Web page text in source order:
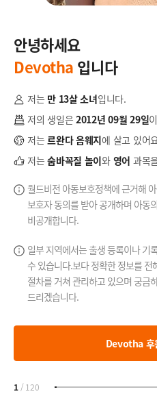
안녕하세요
Devotha 입니다
저는 만 13살 소녀입니다.
저의 생일은2012년 09월 29일
저는 르완다 음웨지에 살고 있어
저는숨바꼭질 놀이와 영어 과목
월드비전 아동보호정책에 근거해
보호자 동의를 받아 공개하며 아동
비공개합니다.
일부 지역에서는 출생 등록이나 기
수 있습니다.보다 정확한 정보를 전
절차를 거쳐 관리하고 있으며 궁금
드리겠습니다.
Devotha 후
1/ 120